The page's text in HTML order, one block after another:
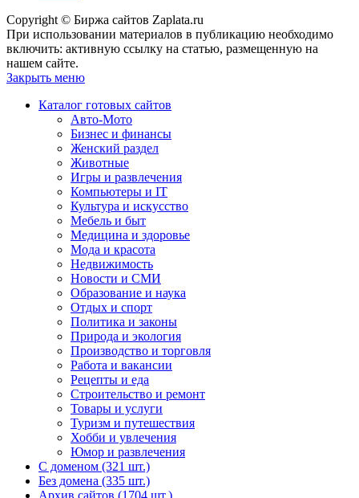
Copyright © Биржа сайтов Zaplata.ru
При использовании материалов в публикацию необходимо
включить: активную ссылку на статью, размещенную на
нашем сайте.
Закрыть меню
Каталог готовых сайтов
Авто-Мото
Бизнес и финансы
Женский раздел
Животные
Игры и развлечения
Компьютеры и IT
Культура и искусство
Мебель и быт
Медицина и здоровье
Мода и красота
Недвижимость
Новости и СМИ
Образование и наука
Отдых и спорт
Политика и законы
Природа и экология
Производство и торговля
Работа и вакансии
Рецепты и еда
Строительство и ремонт
Товары и услуги
Туризм и путешествия
Хобби и увлечения
Юмор и развлечения
С доменом (321 шт.)
Без домена (335 шт.)
Архив сайтов (1704 шт.)